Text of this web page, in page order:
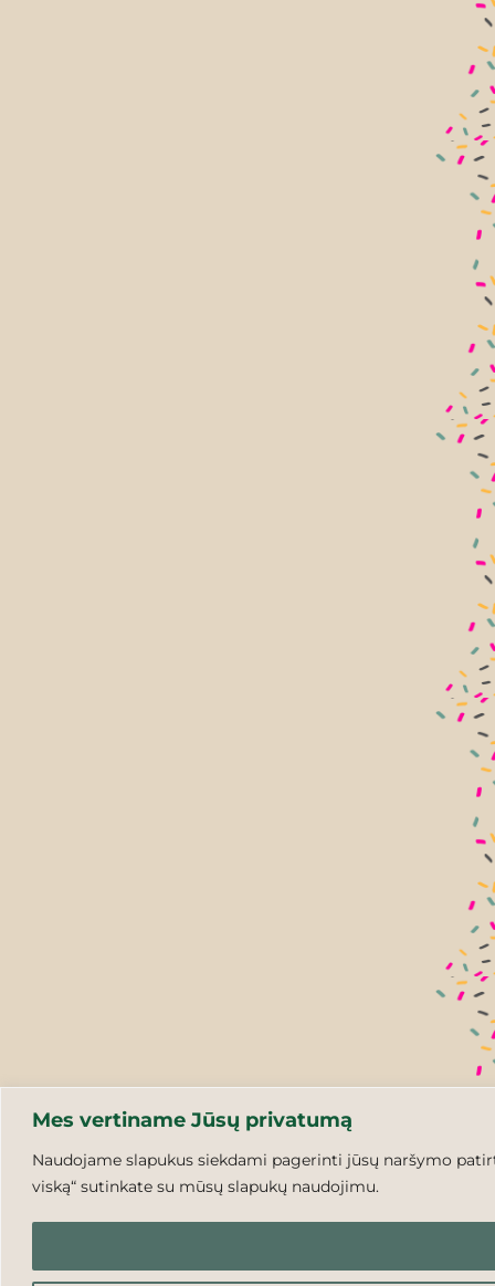
Mes vertiname Jūsų privatumą
Naudojame slapukus siekdami pagerinti jūsų naršymo
viską“ sutinkate su mūsų slapukų naudojimu.